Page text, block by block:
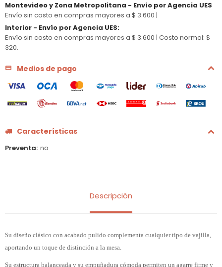
Montevideo y Zona Metropolitana - Envío por Agencia UES
Envío sin costo en compras mayores a $ 3.600 |
Interior - Envío por Agencia UES:
Envío sin costo en compras mayores a $ 3.600 | Costo normal: $
320.
Medios de pago
Características
Preventa no
Descripción
Su diseño clásico con acabado pulido complementa cualquier tipo de vajilla,
aportando un toque de distinción a la mesa.
Su estructura balanceada y su empuñadura cómoda permiten un agarre firme y